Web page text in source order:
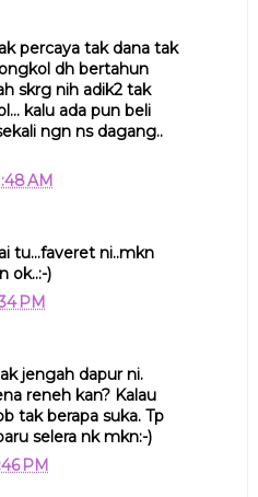
percaya tak dana tak
dh bertahun
skrg nih adik2 tak
kalu ada pun beli
ngn ns dagang..
AM
tu...faveret ni..mkn
ok..:-)
PM
jengah dapur ni.
reneh kan? Kalau
tak berapa suka. Tp
selera nk mkn:-)
PM